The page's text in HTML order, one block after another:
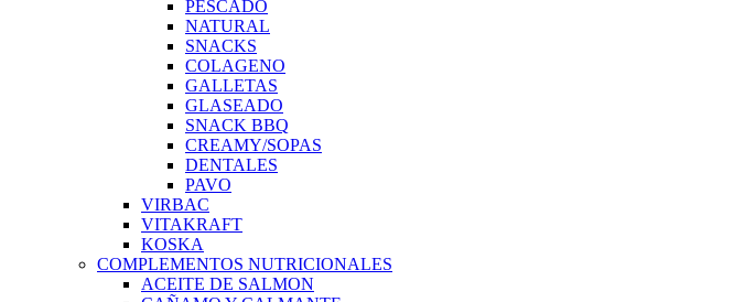
PESCADO
NATURAL
SNACKS
COLAGENO
GALLETAS
GLASEADO
SNACK BBQ
CREAMY/SOPAS
DENTALES
PAVO
VIRBAC
VITAKRAFT
KOSKA
COMPLEMENTOS NUTRICIONALES
ACEITE DE SALMON